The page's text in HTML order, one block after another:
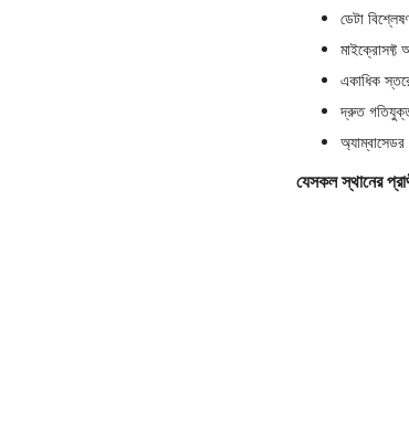
ডেটা
মাইক্রোসফ্ট
একাধিক
দ্রুত গতিযুক্ত
অ্যাম্বাসেডর
যেসকল স্থানের